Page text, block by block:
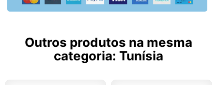
Outros produtos na mesma
categoria: Tunísia